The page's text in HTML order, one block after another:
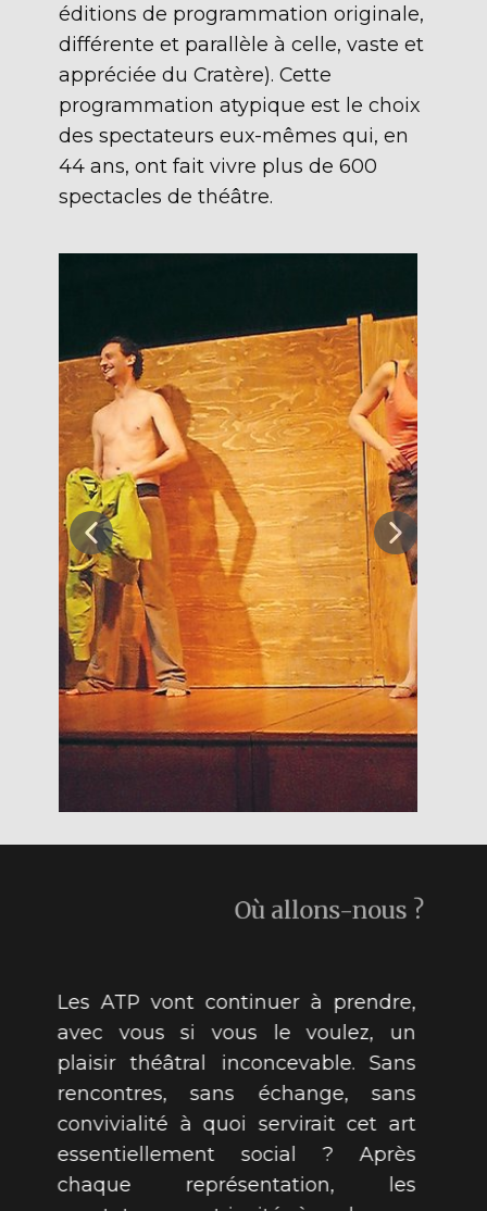
éditions de programmation originale,
différente et parallèle à celle, vaste et
appréciée du Cratère). Cette
programmation atypique est le choix
des spectateurs eux-mêmes qui, en
44 ans, ont fait vivre plus de 600
spectacles de théâtre.
Où allons-nous ?
Les ATP vont continuer à prendre,
avec vous si vous le voulez, un
plaisir théâtral inconcevable. Sans
rencontres, sans échange, sans
convivialité à quoi servirait cet art
essentiellement social ? Après
chaque représentation, les